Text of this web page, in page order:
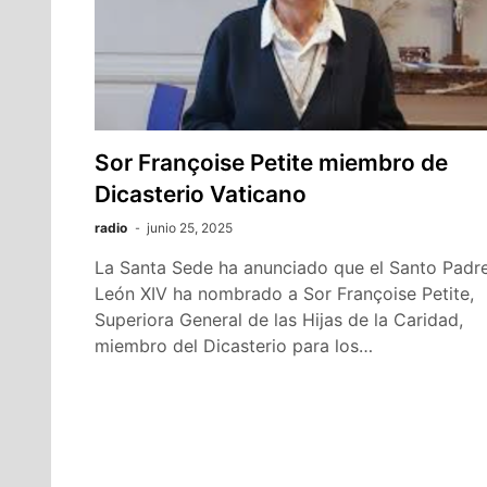
Sor Françoise Petite miembro de
Dicasterio Vaticano
radio junio 25, 2025
La Santa Sede ha anunciado que el Santo
León XIV ha nombrado a Sor Françoise Petite,
Superiora General de las Hijas de la Caridad,
miembro del Dicasterio para los…